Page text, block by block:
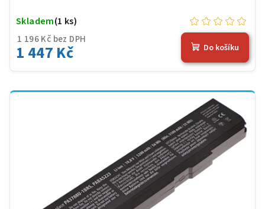
1 196 Kč bez DPH
1 447 Kč
Skladem(1 ks)
Do košíku